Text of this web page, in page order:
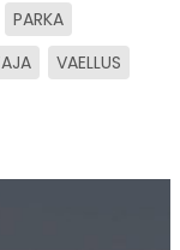
PARKA
VAELLUS